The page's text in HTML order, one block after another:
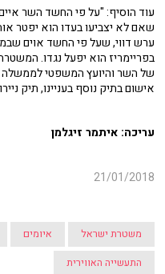
עוד הוסיף: "על פי החשד השר
שאם לא יצביעו בעדו הוא יפטר
ערש דווי, שעל פי החשד אוים
בפריימריז הוא יפעל נגדו.
של השר והיועץ המשפטי לממשלה
אישום בתיק נוסף בעניינו, תיק
עריכה: איתמר זיגלמן
21/01/2018
משטרת ישראל איומים
התעשייה האווירית